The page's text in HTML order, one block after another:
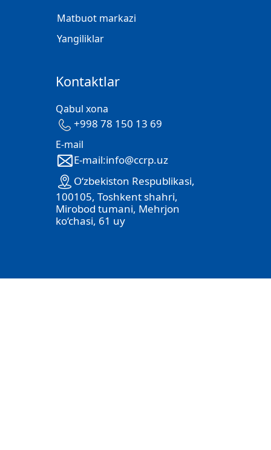
Matbuot markazi
Yangiliklar
Kontaktlar
Qabul xona
+998 78 150 13 69
E-mail
E-mail:info@ccrp.uz
O‘zbekiston Respublikasi,
100105, Toshkent shahri,
Mirobod tumani, Mehrjon
ko‘chasi, 61 uy